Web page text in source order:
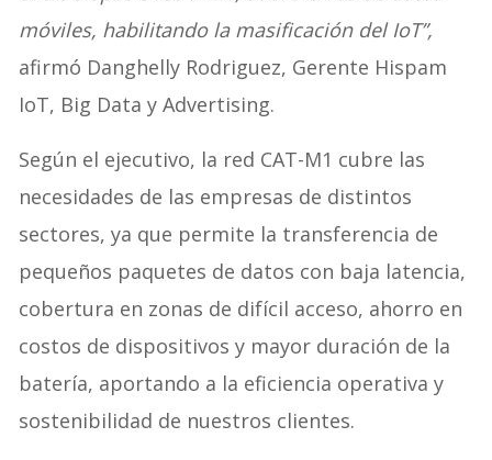
móviles, habilitando la masificación del IoT”,
afirmó Danghelly Rodriguez, Gerente Hispam
IoT, Big Data y Advertising.
Según el ejecutivo, la red CAT-M1 cubre las
necesidades de las empresas de distintos
sectores, ya que permite la transferencia de
pequeños paquetes de datos con baja latencia,
cobertura en zonas de difícil acceso, ahorro en
costos de dispositivos y mayor duración de la
batería, aportando a la eficiencia operativa y
sostenibilidad de nuestros clientes.